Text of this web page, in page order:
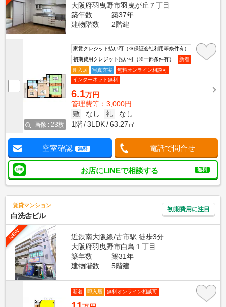
大阪府羽曳野市羽曳が丘７丁目
築年数
築37年
建物階数
2階建
画像 : 23枚
家賃クレジット払い可（※保証会社利用等条件有）
初期費用クレジット払い可（※一部条件有）
新着
即入居
写真充実
無料オンライン相談可
インターネット無料
6.1万円
管理費等：3,000円
敷
なし 礼
なし
1階
3LDK 63.27㎡
空室確認 無料 電話で問合せ
お店にLINEで相談する 無料
賃貸マンション
白洗舎ビル
初期費用に注目
NEW
近鉄南大阪線/古市駅 徒歩3分
大阪府羽曳野市白鳥１丁目
築年数
築31年
建物階数
5階建
新着 即入居 無料オンライン相談可